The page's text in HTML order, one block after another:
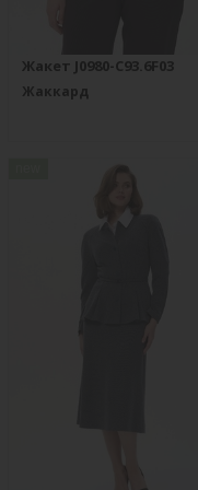
Жакет J0980-C93.6F03
Жаккард